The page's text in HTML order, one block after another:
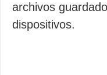
archivos
dispositivos.